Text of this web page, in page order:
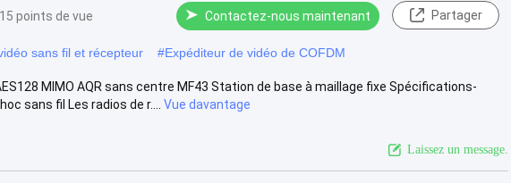
points de vue Contactez-nous maintenant Partager
sans fil et récepteur #Expéditeur de vidéo de COFDM
MIMO AQR sans centre MF43 Station de base à maillage fixe Spécifications-
sans fil Les radios de r....
Vue davantage
Laissez un message.